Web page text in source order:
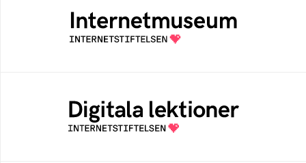
Ett digitalt museum som byggts, och kureras
av Internetstiftelsen
Öppen digital lärresurs med färdiga lektioner
för alla stadier i grundskolan